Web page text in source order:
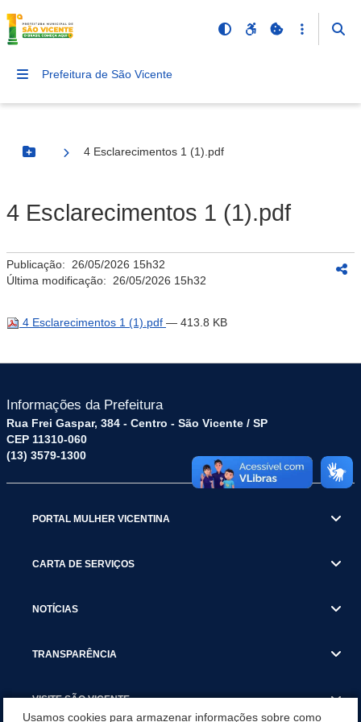
Prefeitura de São Vicente
Botão Menu
4 Esclarecimentos 1 (1).pdf
4 Esclarecimentos 1 (1).pdf
Publicação: 26/05/2026 15h32
Última modificação: 26/05/2026 15h32
4 Esclarecimentos 1 (1).pdf — 413.8 KB
Informações da Prefeitura
Rua Frei Gaspar, 384 - Centro - São Vicente / SP
CEP 11310-060
(13) 3579-1300
PORTAL MULHER VICENTINA
CARTA DE SERVIÇOS
NOTÍCIAS
TRANSPARÊNCIA
VISITE SÃO VICENTE
Usamos cookies para armazenar informações sobre como